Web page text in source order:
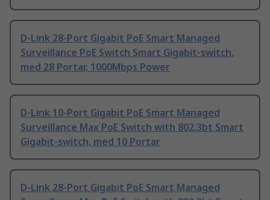
D-Link 28-Port Gigabit PoE Smart Managed
Surveillance PoE Switch Smart Gigabit-switch,
med 28 Portar, 1000Mbps Power
D-Link 10-Port Gigabit PoE Smart Managed
Surveillance Max PoE Switch with 802.3bt Smart
Gigabit-switch, med 10 Portar
D-Link 28-Port Gigabit PoE Smart Managed